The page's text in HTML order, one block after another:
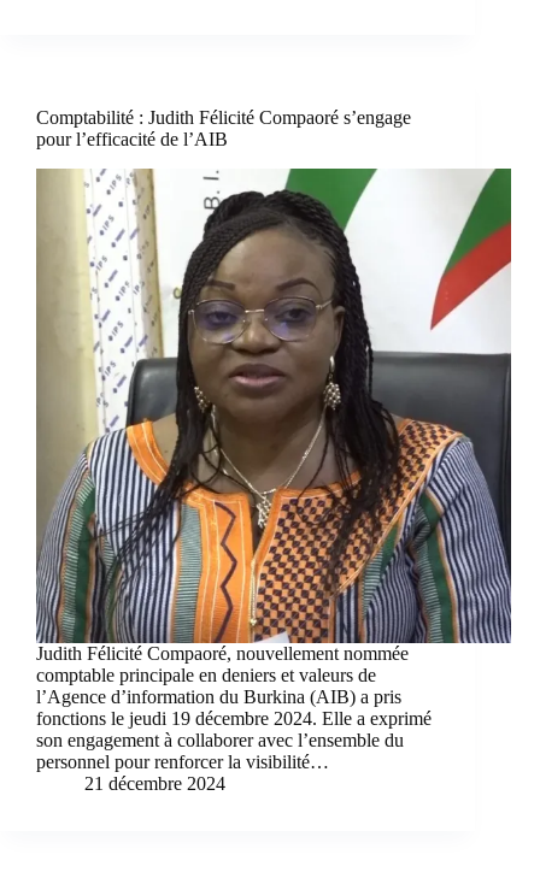
Comptabilité : Judith Félicité Compaoré s’engage
pour l’efficacité de l’AIB
Judith Félicité Compaoré, nouvellement nommée
comptable principale en deniers et valeurs de
l’Agence d’information du Burkina (AIB) a pris
fonctions le jeudi 19 décembre 2024. Elle a exprimé
son engagement à collaborer avec l’ensemble du
personnel pour renforcer la visibilité…
21 décembre 2024